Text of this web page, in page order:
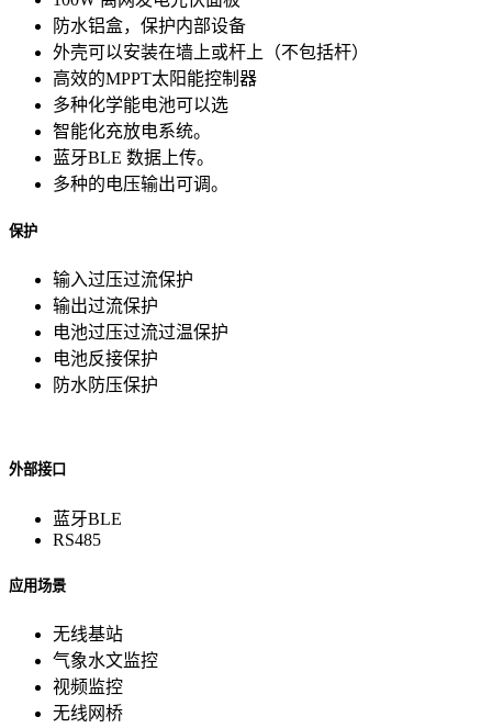
防水铝盒，保护内部设备
外壳可以安装在墙上或杆上（不包括杆）
高效的MPPT太阳能控制器
多种化学能电池可以选
智能化充放电系统。
蓝牙BLE 数据上传。
多种的电压输出可调。
保护
输入过压过流保护
输出过流保护
电池过压过流过温保护
电池反接保护
防水防压保护
外部接口
蓝牙BLE
RS485
应用场景
无线基站
气象水文监控
视频监控
无线网桥